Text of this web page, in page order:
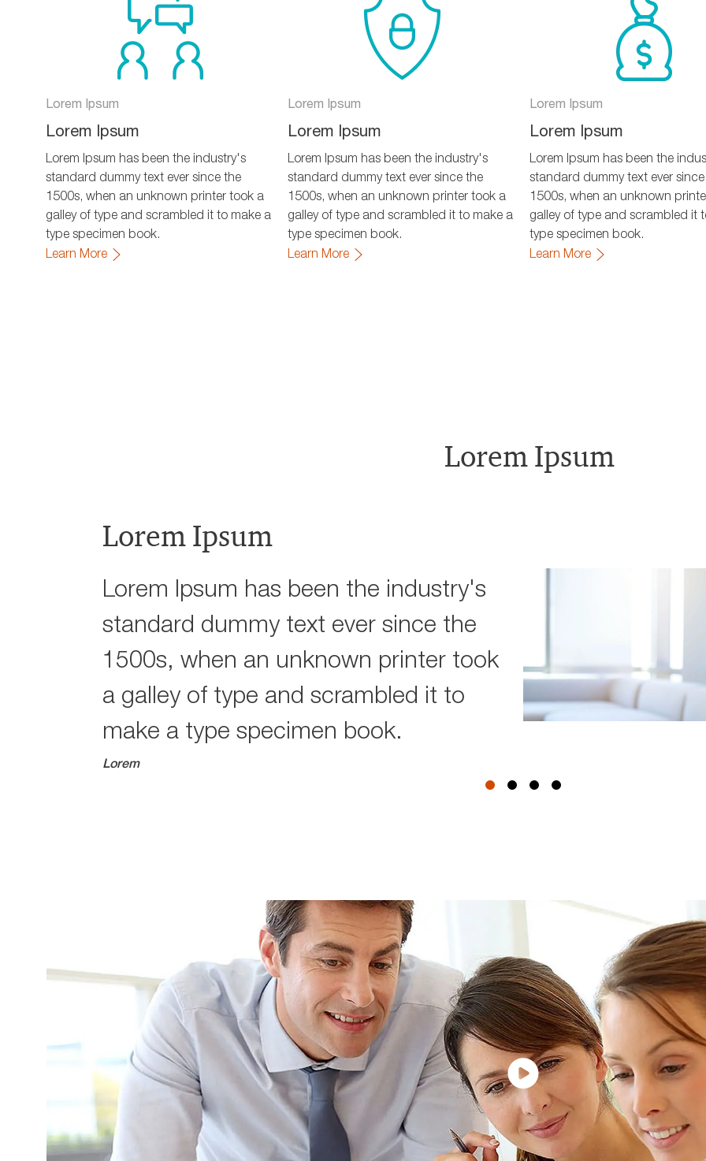
Lorem Ipsum
Lorem Ipsum
Lorem Ipsum has been the industry's
standard dummy text ever since the
1500s, when an unknown printer took a
galley of type and scrambled it to make a
type specimen book.
Learn More
Lorem Ipsum
Lorem Ipsum
Lorem Ipsum has been the industry's
standard dummy text ever since the
1500s, when an unknown printer took a
galley of type and scrambled it to make a
type specimen book.
Learn More
Lorem Ipsum
Lorem Ipsum
Lorem Ipsum has been the
standard dummy text ever
1500s, when an unknown
galley of type and scrambled it
type specimen book.
Learn More
Lorem Ipsum
Lorem Ipsum
Lorem Ipsum has been the industry's
standard dummy text ever since the
1500s, when an unknown printer took
a galley of type and scrambled it to
make a type specimen book.
Lorem